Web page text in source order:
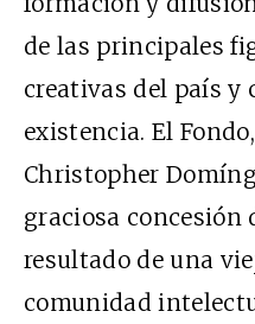
de las principales
creativas del país y
existencia. El
Christopher
graciosa concesión
resultado de una
comunidad